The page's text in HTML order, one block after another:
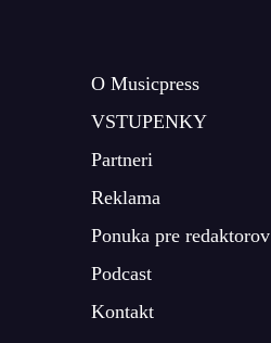
O Musicpress
VSTUPENKY
Partneri
Reklama
Ponuka pre redaktorov
Podcast
Kontakt